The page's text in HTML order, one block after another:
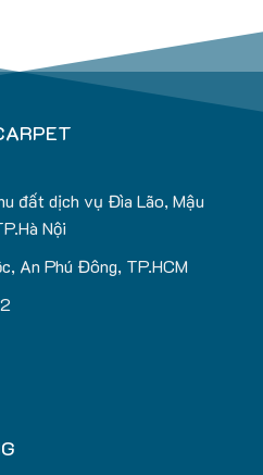
đất dịch vụ Đìa Lão, Mậu
Nội
An Phú Đông, TP.HCM